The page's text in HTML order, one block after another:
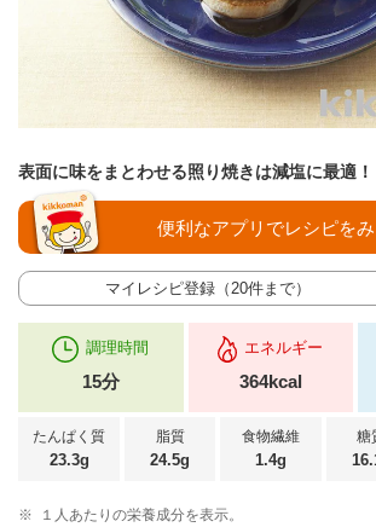
表面に味をまとわせる照り焼きは減塩に最適！
マイレシピ登録（20件まで）
便利なアプリでレシピをみ
調理時間
15分
エネルギー
364kcal
たんぱく質
23.3g
脂質
24.5g
食物繊維
1.4g
糖
※
１人あたりの栄養成分を表示。